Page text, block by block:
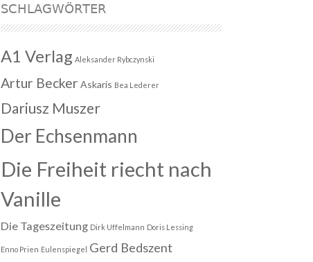
SCHLAGWÖRTER
A1 Verlag Aleksander Rybczynski
Artur Becker Askaris Bea Lederer
Dariusz Muszer
Der Echsenmann
Die Freiheit riecht nach
Vanille
Die Tageszeitung Dirk Uffelmann Doris Lessing
Enno Prien Eulenspiegel Gerd Bedszent